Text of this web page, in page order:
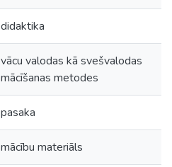
didaktika
vācu valodas kā svešvalodas
mācīšanas metodes
pasaka
mācību materiāls